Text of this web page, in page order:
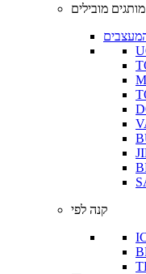
מותגים מובילים
קנה לפי